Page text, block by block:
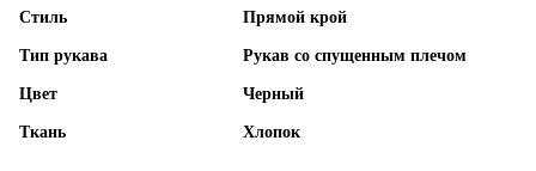
Стиль Прямой крой
Тип рукава Рукав со спущенным плечом
Цвет Черный
Ткань Хлопок